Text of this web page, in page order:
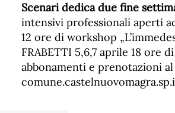
Scenari dedica due fine
intensivi professionali aperti
12 ore di workshop
FRABETTI 5,6,7 aprile 18 ore
abbonamenti e prenotazioni al